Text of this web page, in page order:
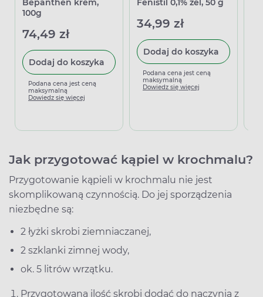
Bepanthen krem,
100g
74,49 zł
Dodaj do koszyka
Podana cena jest ceną
maksymalną
Dowiedz się więcej
Fenistil 0,1% żel, 50 g
34,99 zł
Dodaj do koszyka
Podana cena jest ceną
maksymalną
Dowiedz się więcej
Jak przygotować kąpiel w krochmalu?
Przygotowanie kąpieli w krochmalu nie jest
skomplikowaną czynnością. Do jej sporządzenia
niezbędne są:
2 łyżki skrobi ziemniaczanej,
2 szklanki zimnej wody,
ok. 5 litrów wrzątku.
Przygotowaną ilość skrobi dodać do naczynia z